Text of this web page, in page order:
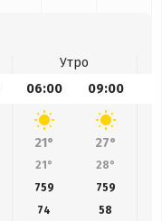
Утро
06:00 09:00
21° 27°
21° 28°
759 759
74 58